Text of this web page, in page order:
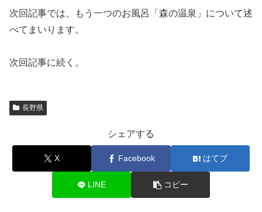
次回記事では、もう一つのお風呂「森の温泉」について述
べてまいります。
次回記事に続く。
長野県
シェアする
X Facebook はてブ
LINE コピー